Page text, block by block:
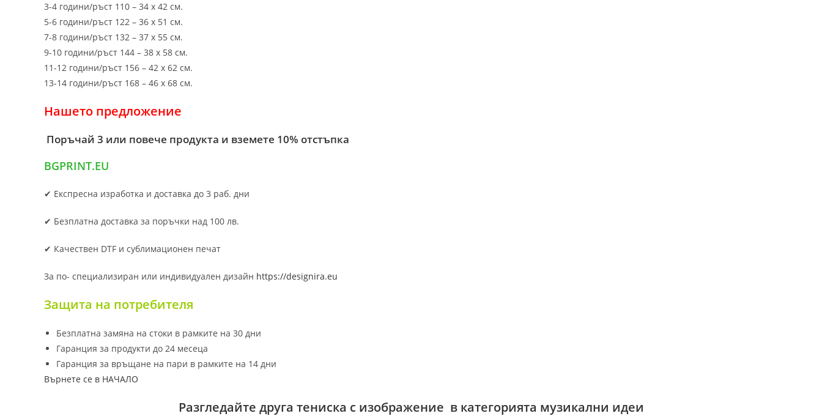
3-4 години/ръст 110 – 34 х 42 см.
5-6 години/ръст 122 – 36 х 51 см.
7-8 години/ръст 132 – 37 х 55 см.
9-10 години/ръст 144 – 38 х 58 см.
11-12 години/ръст 156 – 42 x 62 см.
13-14 години/ръст 168 – 46 х 68 см.
Нашето предложение
Поръчай 3 или повече продукта и вземете 10% отстъпка
BGPRINT.EU
✔ Експресна изработка и доставка до 3 раб. дни
✔ Безплатна доставка за поръчки над 100 лв.
✔ Качествен DTF и сублимационен печат
За по- специализиран или индивидуален дизайн https://designira.eu
Защита на потребителя
Безплатна замяна на стоки в рамките на 30 дни
Гаранция за продукти до 24 месеца
Гаранция за връщане на пари в рамките на 14 дни
Върнете се в НАЧАЛО
Разгледайте друга тениска с изображение в категорията музикални идеи